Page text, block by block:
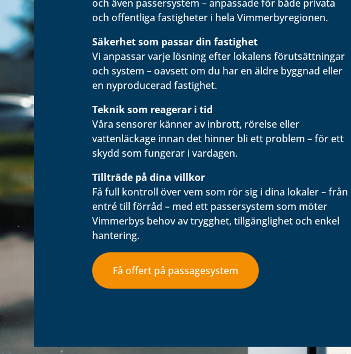
och även passersystem – anpassade för både privata
och offentliga fastigheter i hela Vimmerbyregionen.
Säkerhet som passar din fastighet
Vi anpassar varje lösning efter lokalens förutsättningar
och system – oavsett om du har en äldre byggnad eller
en nyproducerad fastighet.
Teknik som reagerar i tid
Våra sensorer känner av inbrott, rörelse eller
vattenläckage innan det hinner bli ett problem – för ett
skydd som fungerar i vardagen.
Tillträde på dina villkor
Få full kontroll över vem som rör sig i dina lokaler – från
entré till förråd – med ett passersystem som möter
Vimmerbys behov av trygghet, tillgänglighet och enkel
hantering.
Få offert på passagesystem